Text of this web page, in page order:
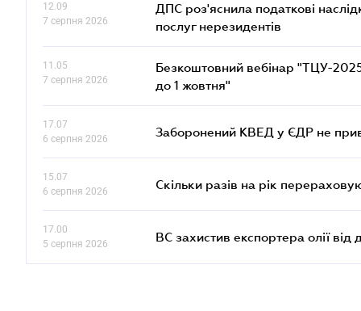
12.09
7 серпня 2026
ДПС роз'яснила податкові
послуг нерезидентів
11.05
7 серпня 2026
Безкоштовний вебінар "ТЦУ-
до 1 жовтня"
17.07
6 серпня 2026
Заборонений КВЕД у ЄДР не
15.07
6 серпня 2026
Скільки разів на рік
17.00
5 серпня 2026
ВС захистив експортера олії